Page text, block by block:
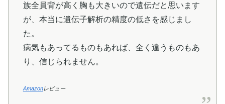
族全員背が高く胸も大きいので遺伝だと思います
が、本当に遺伝子解析の精度の低さを感じまし
た。
病気もあってるものもあれば、全く違うものもあ
り、信じられません。
Amazonレビュー